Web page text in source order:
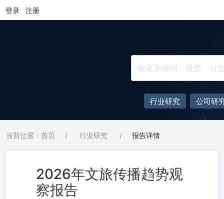
登录 注册
行业研究 公司研
当前位置：首页 / 行业研究 / 报告详情
2026年文旅传播趋势观
察报告